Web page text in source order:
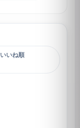
いいね順